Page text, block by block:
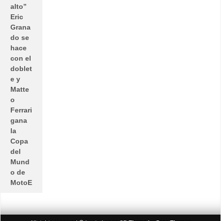
alto”
Eric
Grana
do se
hace
con el
doblet
e y
Matte
o
Ferrari
gana
la
Copa
del
Mund
o de
MotoE